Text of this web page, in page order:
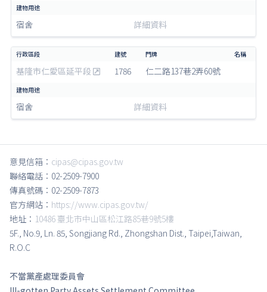
宿舍 詳細資料
基隆市仁愛區延平段 1786 仁二路137巷2弄60號
宿舍 詳細資料
意見信箱： cipas@cipas.gov.tw
聯絡電話：02-2509-7900
傳真號碼：02-2509-7873
官方網站： https://www.cipas.gov.tw/
地址： 10486 臺北市中山區松江路85巷9號5樓
5F., No.9, Ln. 85, Songjiang Rd., Zhongshan Dist., Taipei,Taiwan,
R.O.C
不當黨產處理委員會